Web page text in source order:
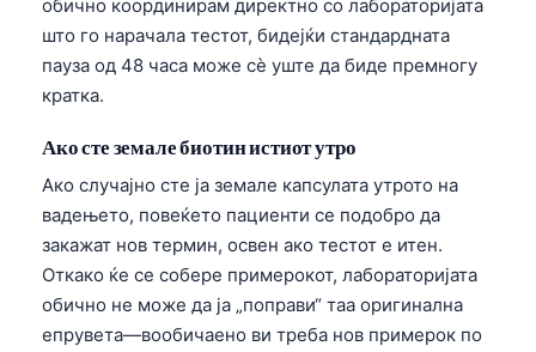
обично координирам директно со лабораторијата
што го нарачала тестот, бидејќи стандардната
пауза од 48 часа може сè уште да биде премногу
кратка.
Ако сте земале биотин истиот утро
Ако случајно сте ја земале капсулата утрото на
вадењето, повеќето пациенти се подобро да
закажат нов термин, освен ако тестот е итен.
Откако ќе се собере примерокот, лабораторијата
обично не може да ја „поправи“ таа оригинална
епрувета—вообичаено ви треба нов примерок по